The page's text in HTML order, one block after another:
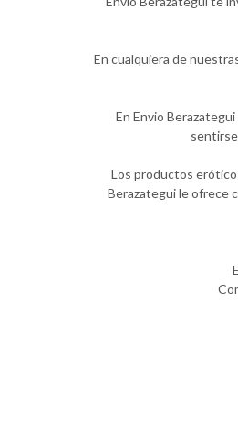
En cualquiera de
En Envio
Los productos
Berazategui le ofrece